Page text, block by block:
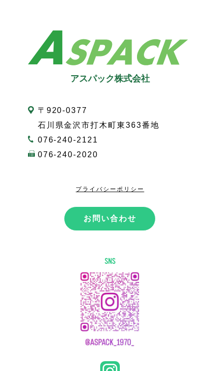
アスパック株式会社
〒920-0377
石川県金沢市打木町東363番地
076-240-2121
076-240-2020
プライバシーポリシー
お問い合わせ
SNS